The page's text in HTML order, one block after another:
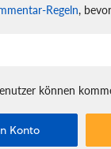
Regeln,
können
Konto